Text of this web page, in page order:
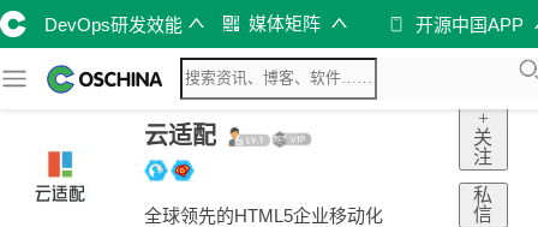
DevOps研发效能 媒体矩阵 开源中国APP
云适配
全球领先的HTML5企业移动化
+
关
注
私
信